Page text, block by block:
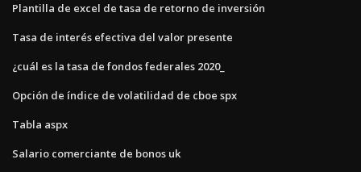
Plantilla de excel de tasa de retorno de inversión
Tasa de interés efectiva del valor presente
¿cuál es la tasa de fondos federales 2020_
Opción de índice de volatilidad de cboe spx
Tabla aspx
Salario comerciante de bonos uk